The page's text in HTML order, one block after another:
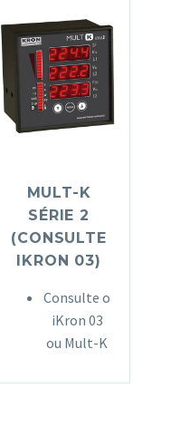
MULT-K
SÉRIE 2
(CONSULTE
IKRON 03)
Consulte o
iKron 03
ou Mult-K